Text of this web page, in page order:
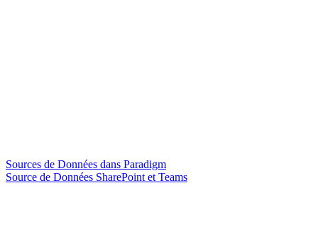
Sources de Données dans Paradigm
Source de Données SharePoint et Teams